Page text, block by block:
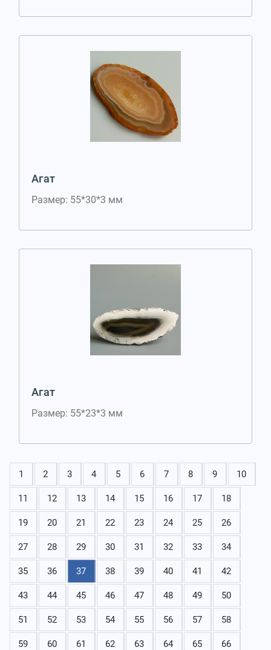
Агат
Размер: 55*30*3 мм
Агат
Размер: 55*23*3 мм
1 2 3 4 5 6 7 8 9 10
11 12 13 14 15 16 17 18
19 20 21 22 23 24 25 26
27 28 29 30 31 32 33 34
35 36 37 38 39 40 41 42
43 44 45 46 47 48 49 50
51 52 53 54 55 56 57 58
59 60 61 62 63 64 65 66